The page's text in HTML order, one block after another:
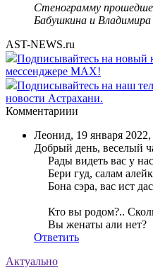
Стенограмму
Бабушкина и
AST-NEWS.ru
Подписывайтесь на новый
мессенджере MAX!
Подписывайтесь на наш
новости Астрахани.
Комментариии
Леонид, 19 января
Добрый день, веселый
Рады видеть вас у
Бери гуд, салам
Бона сэра, вас ист
Кто вы родом?..
Вы женаты али нет?
Ответить
Актуально